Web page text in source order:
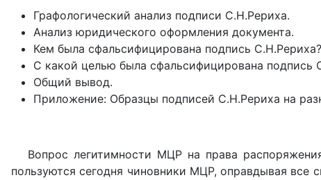
Графологический анализ подписи С.Н.Рериха.
Анализ юридического оформления документа.
Кем была сфальсифицирована подпись С.Н.Рериха?
С какой целью была сфальсифицирована подпись
Общий вывод.
Приложение: Образцы подписей С.Н.Рериха на
Вопрос легитимности МЦР на права
пользуются сегодня чиновники МЦР, оправдывая все